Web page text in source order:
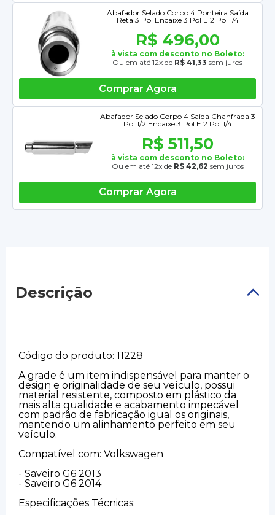
Abafador Selado Corpo 4 Ponteira Saída
Reta 3 Pol Encaixe 3 Pol E 2 Pol 1/4
R$ 496,00
à vista com desconto no Boleto:
Ou em até 12x de R$ 41,33 sem juros
Comprar Agora
Abafador Selado Corpo 4 Saida Chanfrada 3
Pol 1/2 Encaixe 3 Pol E 2 Pol 1/4
R$ 511,50
à vista com desconto no Boleto:
Ou em até 12x de R$ 42,62 sem juros
Comprar Agora
Descrição
Código do produto: 11228
A grade é um item indispensável para manter o
design e originalidade de seu veículo, possui
material resistente, composto em plástico da
mais alta qualidade e acabamento impecável
com padrão de fabricação igual os originais,
mantendo um alinhamento perfeito em seu
veículo.
Compatível com: Volkswagen
- Saveiro G6 2013
- Saveiro G6 2014
Especificações Técnicas: